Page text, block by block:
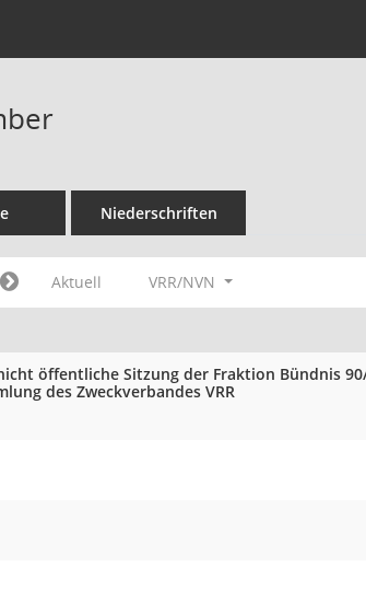
Niederschriften
Aktuell VRR/NVN
öffentliche Sitzung der Fraktion Bündnis
des Zweckverbandes VRR